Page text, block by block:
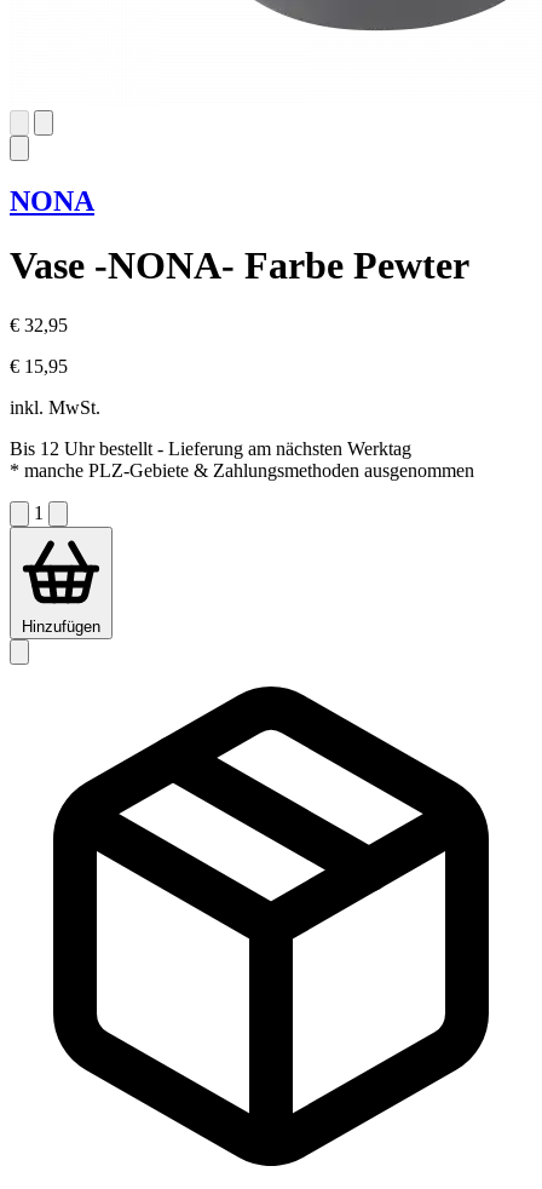
NONA
Vase -NONA- Farbe Pewter
€ 32,95
€ 15,95
inkl. MwSt.
Bis 12 Uhr bestellt - Lieferung am nächsten Werktag
* manche PLZ-Gebiete & Zahlungsmethoden ausgenommen
1
Hinzufügen